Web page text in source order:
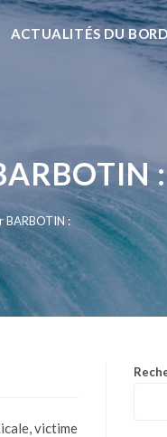
ACTUALITÉS DU
:
BARBOTIN :
victime